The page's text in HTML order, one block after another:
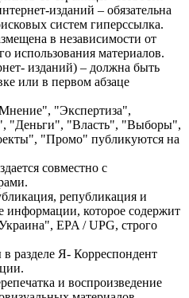
изданий – обязательна
систем гиперссылка.
в независимости от
использования материалов.
изданий) – должна быть
или в первом абзаце
"Экспертиза",
"Деньги", "Власть", "Выборы",
"Промо" публикуются на
совместно с
републикация и
информации, которое содержит
EPA / UPG, строго
разделе Я- Корреспондент
и воспроизведение